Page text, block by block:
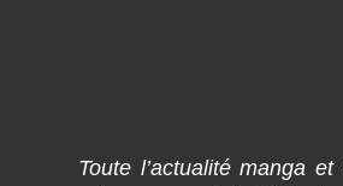
Toute l’actualité manga